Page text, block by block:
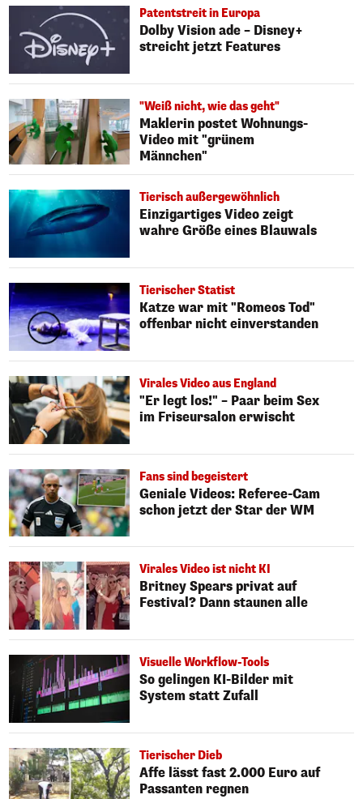
Patentstreit in Europa
Dolby Vision ade – Disney+
streicht jetzt Features
"Weiß nicht, wie das geht"
Maklerin postet Wohnungs-
Video mit "grünem
Männchen"
Tierisch außergewöhnlich
Einzigartiges Video zeigt
wahre Größe eines Blauwals
Tierischer Statist
Katze war mit "Romeos Tod"
offenbar nicht einverstanden
Virales Video aus England
"Er legt los!" – Paar beim Sex
im Friseursalon erwischt
Fans sind begeistert
Geniale Videos: Referee-Cam
schon jetzt der Star der WM
Virales Video ist nicht KI
Britney Spears privat auf
Festival? Dann staunen alle
Visuelle Workflow-Tools
So gelingen KI-Bilder mit
System statt Zufall
Tierischer Dieb
Affe lässt fast 2.000 Euro auf
Passanten regnen